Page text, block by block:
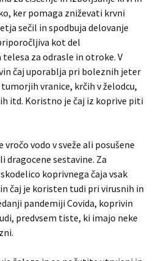
ker pomaga zniževati krvni
sečil in spodbuja delovanje
kot del
za odrasle in otroke. V
čaj uporablja pri boleznih jeter
vranice, krčih v želodcu,
itd. Koristno je čaj iz koprive piti
vodo v sveže ali posušene
dragocene sestavine. Za
koprivnega čaja vsak
čaj je koristen tudi pri virusnih in
pandemiji Covida, koprivin
predvsem tiste, ki imajo neke